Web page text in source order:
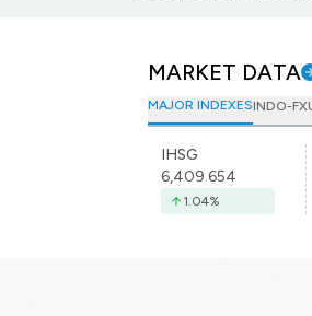
MARKET DATA
MAJOR INDEXESINDO-FX
IHSG
6,409.654
1.04%